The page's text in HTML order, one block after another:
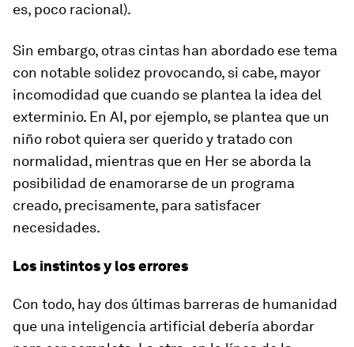
es, poco racional).
Sin embargo, otras cintas han abordado ese tema
con notable solidez provocando, si cabe, mayor
incomodidad que cuando se plantea la idea del
exterminio. En AI, por ejemplo, se plantea que un
niño robot quiera ser querido y tratado con
normalidad, mientras que en Her se aborda la
posibilidad de enamorarse de un programa
creado, precisamente, para satisfacer
necesidades.
Los instintos y los errores
Con todo, hay dos últimas barreras de humanidad
que una inteligencia artificial debería abordar